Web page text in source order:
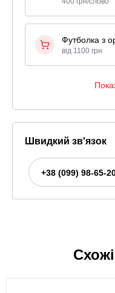
Футболка з
від 1100 грн
Швидкий зв'язок
+38 (099) 98-65-